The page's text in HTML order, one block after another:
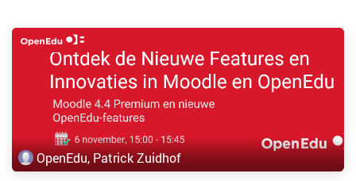
OpenEdu, Patrick Zuidhof